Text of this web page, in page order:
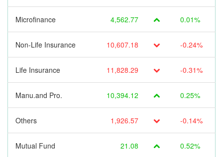
Microfinance 4,562.77 0.01%
Non-Life Insurance 10,607.18 -0.24%
Life Insurance 11,828.29 -0.31%
Manu.and Pro. 10,394.12 0.25%
Others 1,926.57 -0.14%
Mutual Fund 21.08 0.52%